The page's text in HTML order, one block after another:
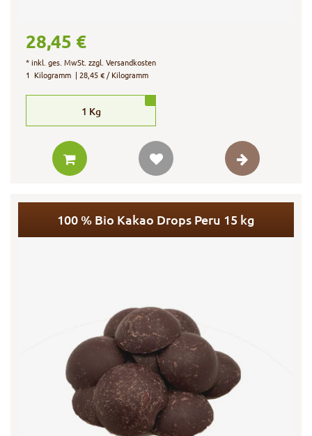
28,45 €
*inkl. ges. MwSt. zzgl.Versandkosten
1 Kilogramm | 28,45 € / Kilogramm
1 Kg
100 % Bio Kakao Drops Peru 15 kg